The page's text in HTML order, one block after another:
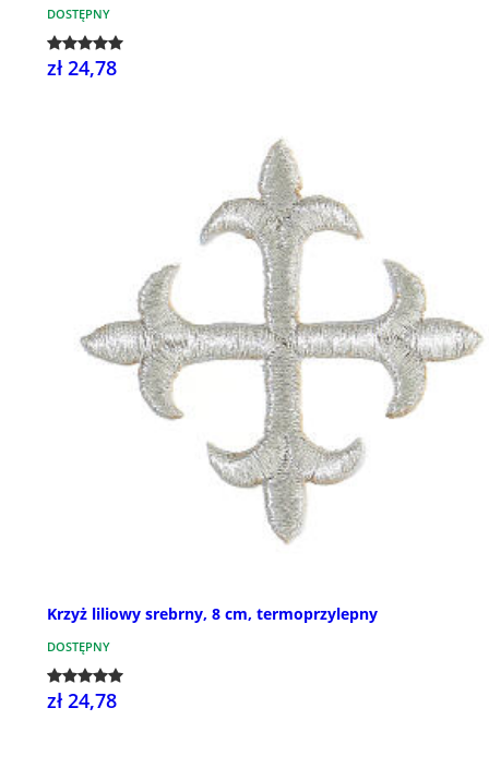
DOSTĘPNY
zł 24,78
Krzyż liliowy srebrny, 8 cm, termoprzylepny
DOSTĘPNY
zł 24,78